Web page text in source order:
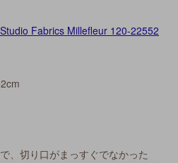
、切り口がまっすぐでなかった